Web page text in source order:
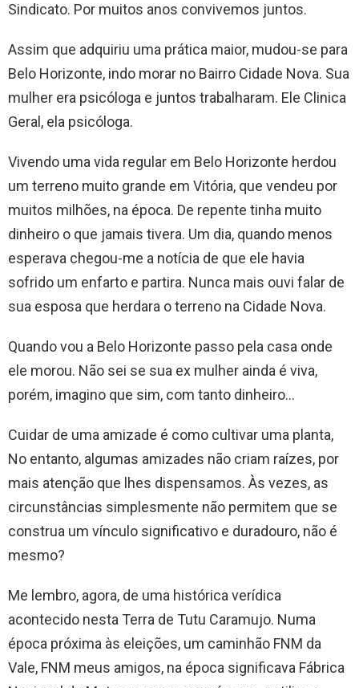
Sindicato. Por muitos anos convivemos juntos.
Assim que adquiriu uma prática maior, mudou-se para
Belo Horizonte, indo morar no Bairro Cidade Nova. Sua
mulher era psicóloga e juntos trabalharam. Ele Clinica
Geral, ela psicóloga.
Vivendo uma vida regular em Belo Horizonte herdou
um terreno muito grande em Vitória, que vendeu por
muitos milhões, na época. De repente tinha muito
dinheiro o que jamais tivera. Um dia, quando menos
esperava chegou-me a notícia de que ele havia
sofrido um enfarto e partira. Nunca mais ouvi falar de
sua esposa que herdara o terreno na Cidade Nova.
Quando vou a Belo Horizonte passo pela casa onde
ele morou. Não sei se sua ex mulher ainda é viva,
porém, imagino que sim, com tanto dinheiro…
Cuidar de uma amizade é como cultivar uma planta,
No entanto, algumas amizades não criam raízes, por
mais atenção que lhes dispensamos. Às vezes, as
circunstâncias simplesmente não permitem que se
construa um vínculo significativo e duradouro, não é
mesmo?
Me lembro, agora, de uma histórica verídica
acontecido nesta Terra de Tutu Caramujo. Numa
época próxima às eleições, um caminhão FNM da
Vale, FNM meus amigos, na época significava Fábrica